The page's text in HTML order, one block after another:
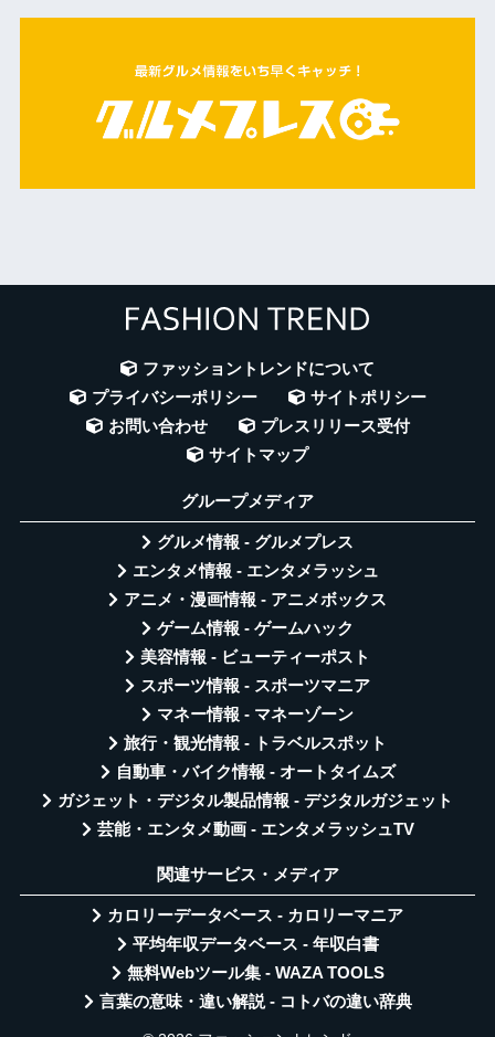
ファッショントレンドについて
プライバシーポリシー
サイトポリシー
お問い合わせ
プレスリリース受付
サイトマップ
グループメディア
グルメ情報 - グルメプレス
エンタメ情報 - エンタメラッシュ
アニメ・漫画情報 - アニメボックス
ゲーム情報 - ゲームハック
美容情報 - ビューティーポスト
スポーツ情報 - スポーツマニア
マネー情報 - マネーゾーン
旅行・観光情報 - トラベルスポット
自動車・バイク情報 - オートタイムズ
ガジェット・デジタル製品情報 - デジタルガジェット
芸能・エンタメ動画 - エンタメラッシュTV
関連サービス・メディア
カロリーデータベース - カロリーマニア
平均年収データベース - 年収白書
無料Webツール集 - WAZA TOOLS
言葉の意味・違い解説 - コトバの違い辞典